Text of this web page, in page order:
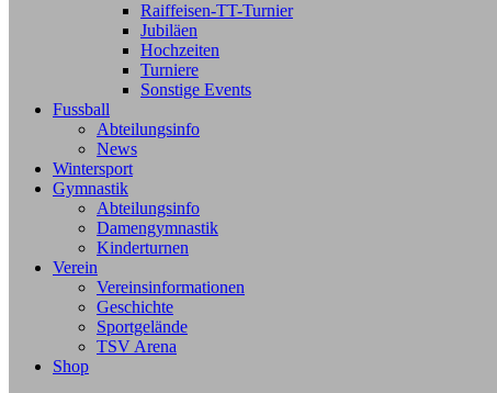
Raiffeisen-TT-Turnier
Jubiläen
Hochzeiten
Turniere
Sonstige Events
Fussball
Abteilungsinfo
News
Wintersport
Gymnastik
Abteilungsinfo
Damengymnastik
Kinderturnen
Verein
Vereinsinformationen
Geschichte
Sportgelände
TSV Arena
Shop